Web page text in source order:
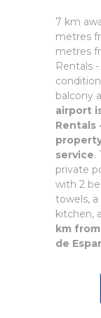
7 km
metres
metres
Rentals
balcony
airport
Rentals
service.
private
with 2
towels, a
kitchen,
km
de